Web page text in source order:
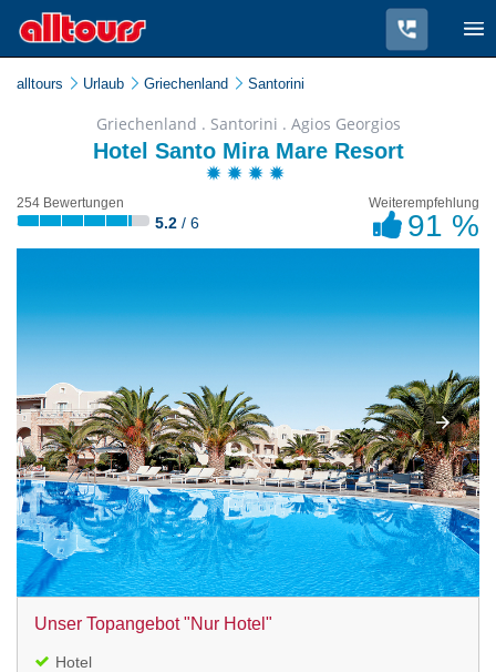
alltours Urlaub Griechenland Santorini
Griechenland . Santorini . Agios Georgios
Hotel Santo Mira Mare Resort
254 Bewertungen
5.2 / 6
Weiterempfehlung
91 %
Unser Topangebot "Nur Hotel"
Hotel